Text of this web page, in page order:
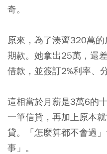
奇。
原來，為了湊齊320萬
期款。她拿出25萬，還
借款，並簽訂2%利率、
這相當於月薪是3萬6的
一筆信貸，再加上原本
貸。「怎麼算都不會過
事」。